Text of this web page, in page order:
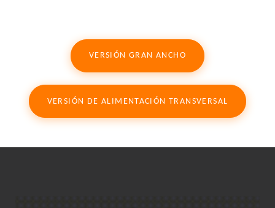
VERSIÓN GRAN ANCHO
VERSIÓN DE ALIMENTACIÓN TRANSVERSAL